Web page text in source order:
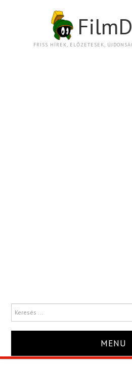
FRISS HÍREK, ELŐZETESEK,
MENU